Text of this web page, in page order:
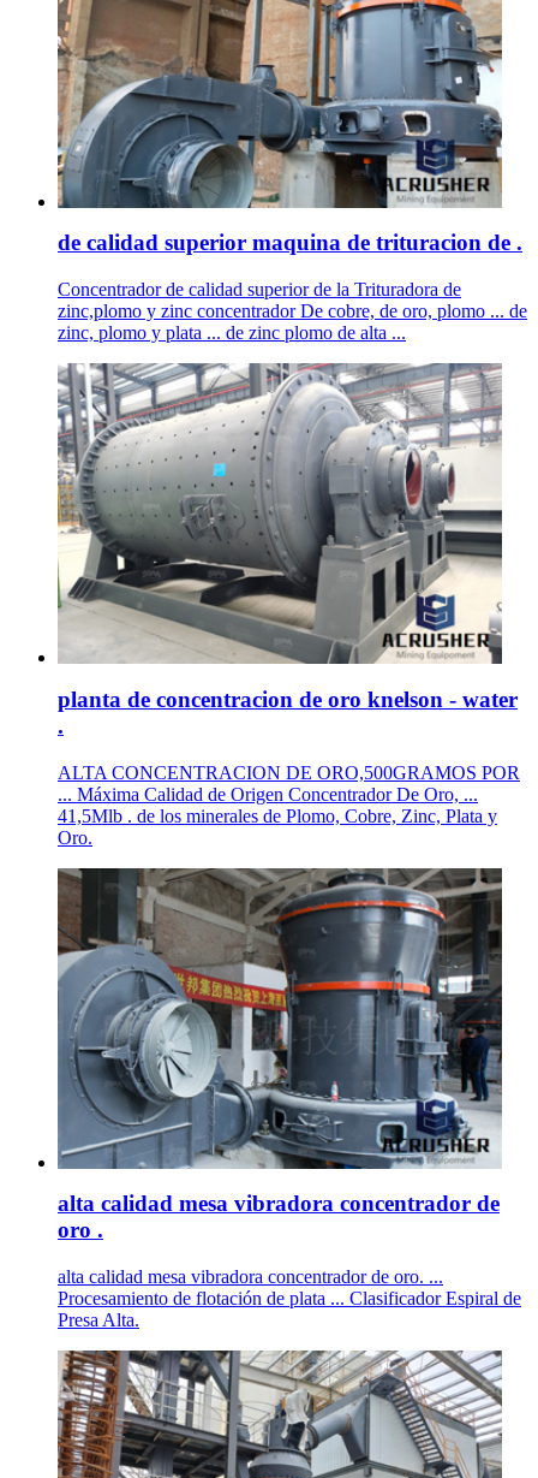
de calidad superior maquina de trituracion de .
Concentrador de calidad superior de la Trituradora de
zinc,plomo y zinc concentrador De cobre, de oro, plomo ... de
zinc, plomo y plata ... de zinc plomo de alta ...
planta de concentracion de oro knelson - water
.
ALTA CONCENTRACION DE ORO,500GRAMOS POR
... Máxima Calidad de Origen Concentrador De Oro, ...
41,5Mlb . de los minerales de Plomo, Cobre, Zinc, Plata y
Oro.
alta calidad mesa vibradora concentrador de
oro .
alta calidad mesa vibradora concentrador de oro. ...
Procesamiento de flotación de plata ... Clasificador Espiral de
Presa Alta.